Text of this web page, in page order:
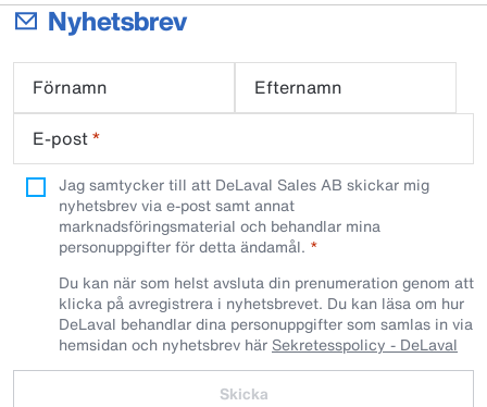
Nyhetsbrev
Förnamn
Efternamn
E-post*
Jag samtycker till att DeLaval Sales AB skickar mig
nyhetsbrev via e-post samt annat
marknadsföringsmaterial och behandlar mina
personuppgifter för detta ändamål.
Du kan när som helst avsluta din prenumeration genom att
klicka på avregistrera i nyhetsbrevet. Du kan läsa om hur
DeLaval behandlar dina personuppgifter som samlas in via
hemsidan och nyhetsbrev här Sekretesspolicy - DeLaval
Skicka